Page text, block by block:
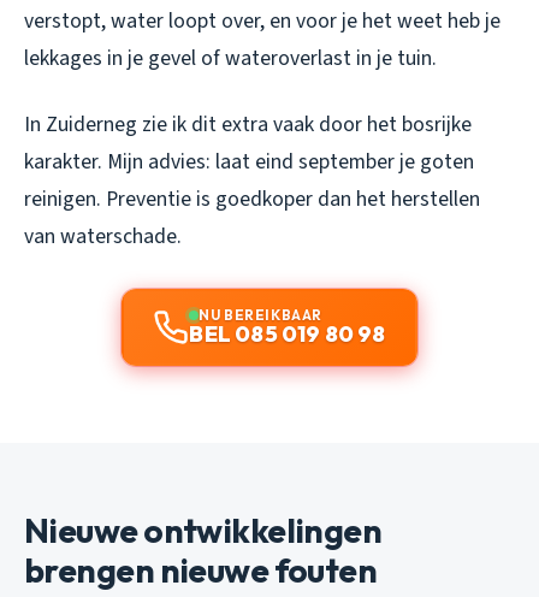
verstopt, water loopt over, en voor je het weet heb je
lekkages in je gevel of wateroverlast in je tuin.
In Zuiderneg zie ik dit extra vaak door het bosrijke
karakter. Mijn advies: laat eind september je goten
reinigen. Preventie is goedkoper dan het herstellen
van waterschade.
NU BEREIKBAAR
BEL 085 019 80 98
Nieuwe ontwikkelingen
brengen nieuwe fouten